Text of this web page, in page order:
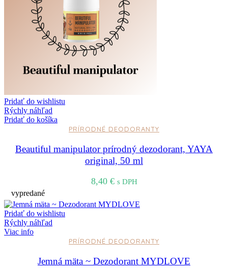
Pridať do wishlistu
Rýchly náhľad
Pridať do košíka
PRÍRODNÉ DEODORANTY
Beautiful manipulator prírodný dezodorant, YAYA
original, 50 ml
8,40 € s DPH
vypredané
Pridať do wishlistu
Rýchly náhľad
Viac info
PRÍRODNÉ DEODORANTY
Jemná mäta ~ Dezodorant MYDLOVE